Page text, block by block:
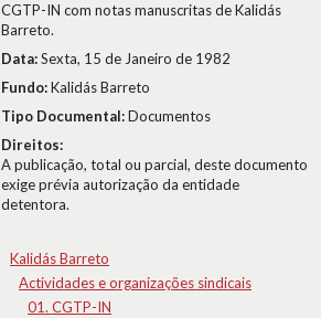
CGTP-IN com notas manuscritas de Kalidás
Barreto.
Data:Sexta, 15 de Janeiro de 1982
Fundo:Kalidás Barreto
Tipo Documental:Documentos
Direitos:
A publicação, total ou parcial, deste documento
exige prévia autorização da entidade
detentora.
Kalidás Barreto
Actividades e organizações sindicais
01. CGTP-IN